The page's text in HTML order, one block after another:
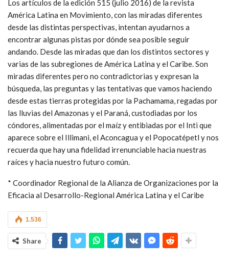
Los artículos de la edición 515 (julio 2016) de la revista
América Latina en Movimiento, con las miradas diferentes
desde las distintas perspectivas, intentan ayudarnos a
encontrar algunas pistas por dónde sea posible seguir
andando. Desde las miradas que dan los distintos sectores y
varias de las subregiones de América Latina y el Caribe. Son
miradas diferentes pero no contradictorias y expresan la
búsqueda, las preguntas y las tentativas que vamos haciendo
desde estas tierras protegidas por la Pachamama, regadas por
las lluvias del Amazonas y el Paraná, custodiadas por los
cóndores, alimentadas por el maíz y entibiadas por el Inti que
aparece sobre el Illimani, el Aconcagua y el Popocatépetl y nos
recuerda que hay una fidelidad irrenunciable hacia nuestras
raíces y hacia nuestro futuro común.
* Coordinador Regional de la Alianza de Organizaciones por la
Eficacia al Desarrollo-Regional América Latina y el Caribe
1.536
Share